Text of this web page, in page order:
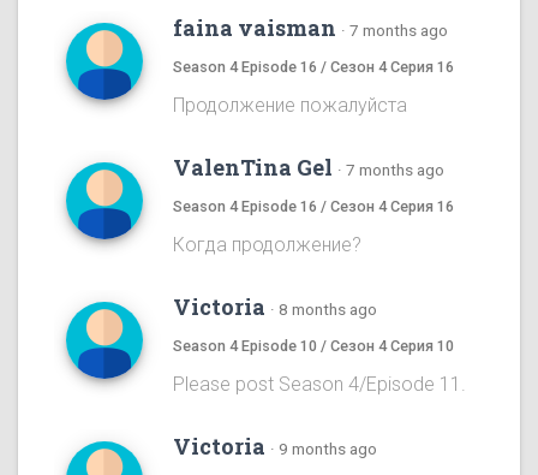
faina vaisman · 7 months ago
Season 4 Episode 16 / Сезон 4 Серия 16
Продолжение пожалуйста
ValenTina Gel · 7 months ago
Season 4 Episode 16 / Сезон 4 Серия 16
Когда продолжение?
Victoria · 8 months ago
Season 4 Episode 10 / Сезон 4 Серия 10
Please post Season 4/Episode 11.
Victoria · 9 months ago